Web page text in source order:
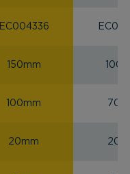
EC004336
150mm
100mm
20mm